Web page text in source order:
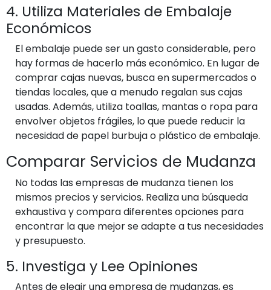
4. Utiliza Materiales de Embalaje
Económicos
El embalaje puede ser un gasto considerable, pero
hay formas de hacerlo más económico. En lugar de
comprar cajas nuevas, busca en supermercados o
tiendas locales, que a menudo regalan sus cajas
usadas. Además, utiliza toallas, mantas o ropa para
envolver objetos frágiles, lo que puede reducir la
necesidad de papel burbuja o plástico de embalaje.
Comparar Servicios de Mudanza
No todas las empresas de mudanza tienen los
mismos precios y servicios. Realiza una búsqueda
exhaustiva y compara diferentes opciones para
encontrar la que mejor se adapte a tus necesidades
y presupuesto.
5. Investiga y Lee Opiniones
Antes de elegir una empresa de mudanzas, es